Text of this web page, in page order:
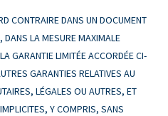
CONTRAIRE DANS UN DOCUMENT
DANS LA MESURE MAXIMALE
GARANTIE LIMITÉE ACCORDÉE CI-
GARANTIES RELATIVES AU
LÉGALES OU AUTRES, ET
Y COMPRIS, SANS